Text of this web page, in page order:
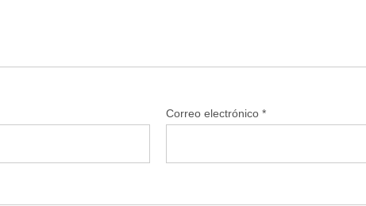
Correo electrónico *